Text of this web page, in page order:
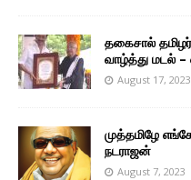
தகைசால்
வாழ்த்து மடல் –
August 17, 2023
முத்தமிழே
நடராஜன்
August 7, 2023